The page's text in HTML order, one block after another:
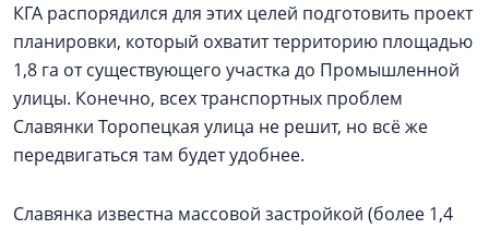
КГА распорядился для этих целей подготовить проект
планировки, который охватит территорию площадью
1,8 га от существующего участка до Промышленной
улицы. Конечно, всех транспортных проблем
Славянки Торопецкая улица не решит, но всё же
передвигаться там будет удобнее.
Славянка известна массовой застройкой (более 1,4